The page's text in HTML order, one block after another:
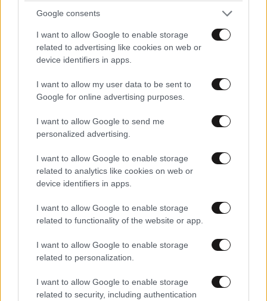
Google consents
I want to allow Google to enable storage
related to advertising like cookies on web or
device identifiers in apps.
I want to allow my user data to be sent to
Google for online advertising purposes.
I want to allow Google to send me
personalized advertising.
I want to allow Google to enable storage
related to analytics like cookies on web or
device identifiers in apps.
I want to allow Google to enable storage
related to functionality of the website or app.
I want to allow Google to enable storage
related to personalization.
I want to allow Google to enable storage
related to security, including authentication
σου έκανα δώρο!
40 ημέρες, 33 δράσεις, 4.000+
Στήθους: Πώς συνδυάζονται
για το τέλειο, εξατομικευμένο